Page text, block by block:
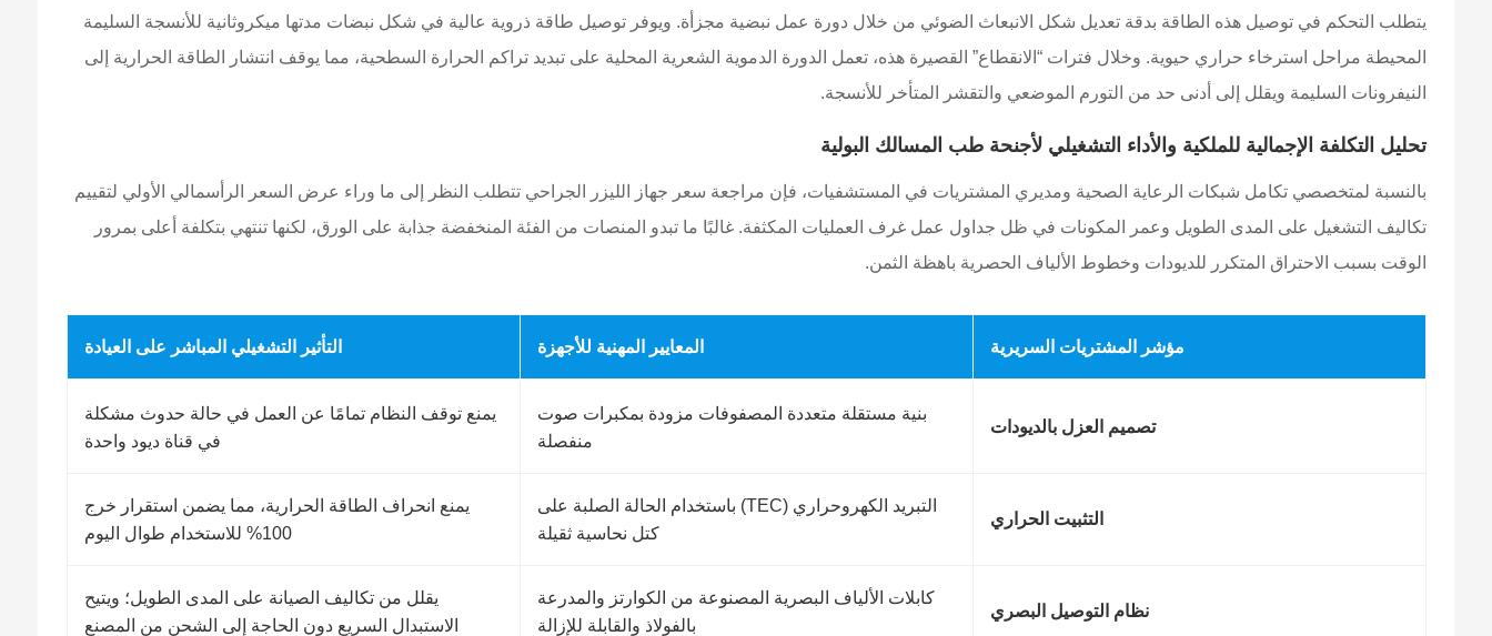
يتطلب التحكم في توصيل هذه الطاقة بدقة تعديل شكل الانبعاث الضوئي من خلال دورة عمل نبضية مجزأة. ويوفر توصيل طاقة ذروية عالية في شكل نبضات مدتها ميكروثانية للأنسجة السليمة
المحيطة مراحل استرخاء حراري حيوية. وخلال فترات “الانقطاع” القصيرة هذه، تعمل الدورة الدموية الشعرية المحلية على تبديد تراكم الحرارة السطحية، مما يوقف انتشار الطاقة الحرارية إلى
النيفرونات السليمة ويقلل إلى أدنى حد من التورم الموضعي والتقشر المتأخر للأنسجة.
تحليل التكلفة الإجمالية للملكية والأداء التشغيلي لأجنحة طب المسالك البولية
بالنسبة لمتخصصي تكامل شبكات الرعاية الصحية ومديري المشتريات في المستشفيات، فإن مراجعة سعر جهاز الليزر الجراحي تتطلب النظر إلى ما وراء عرض السعر الرأسمالي الأولي لتقييم
تكاليف التشغيل على المدى الطويل وعمر المكونات في ظل جداول عمل غرف العمليات المكثفة. غالبًا ما تبدو المنصات من الفئة المنخفضة جذابة على الورق، لكنها تنتهي بتكلفة أعلى بمرور
الوقت بسبب الاحتراق المتكرر للديودات وخطوط الألياف الحصرية باهظة الثمن.
مؤشر المشتريات السريرية المعايير المهنية للأجهزة التأثير التشغيلي المباشر على العيادة
تصميم العزل بالديودات
بنية مستقلة متعددة المصفوفات مزودة بمكبرات صوت
منفصلة
يمنع توقف النظام تمامًا عن العمل في حالة حدوث مشكلة
في قناة ديود واحدة
التثبيت الحراري
التبريد الكهروحراري (TEC) باستخدام الحالة الصلبة على
كتل نحاسية ثقيلة
يمنع انحراف الطاقة الحرارية، مما يضمن استقرار خرج
100% للاستخدام طوال اليوم
نظام التوصيل البصري
كابلات الألياف البصرية المصنوعة من الكوارتز والمدرعة
بالفولاذ والقابلة للإزالة
يقلل من تكاليف الصيانة على المدى الطويل؛ ويتيح
الاستبدال السريع دون الحاجة إلى الشحن من المصنع